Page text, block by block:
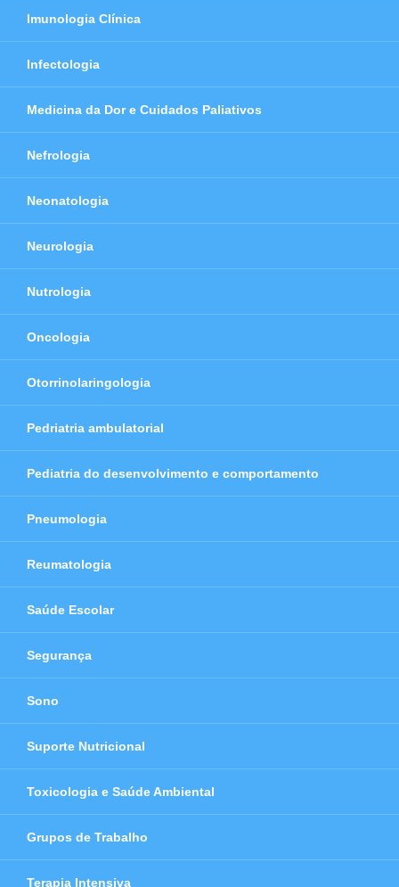
Imunologia Clínica
Infectologia
Medicina da Dor e Cuidados Paliativos
Nefrologia
Neonatologia
Neurologia
Nutrologia
Oncologia
Otorrinolaringologia
Pedriatria ambulatorial
Pediatria do desenvolvimento e comportamento
Pneumologia
Reumatologia
Saúde Escolar
Segurança
Sono
Suporte Nutricional
Toxicologia e Saúde Ambiental
Grupos de Trabalho
Terapia Intensiva